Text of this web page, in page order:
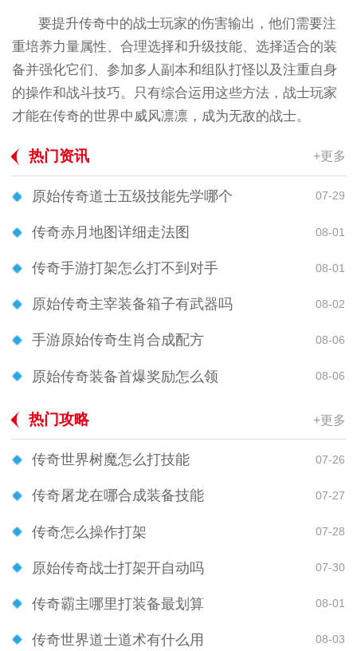
要提升传奇中的战士玩家的伤害输出，他们需要注
重培养力量属性、合理选择和升级技能、选择适合的装
备并强化它们、参加多人副本和组队打怪以及注重自身
的操作和战斗技巧。只有综合运用这些方法，战士玩家
才能在传奇的世界中威风凛凛，成为无敌的战士。
热门资讯 +更多
原始传奇道士五级技能先学哪个 07-29
传奇赤月地图详细走法图 08-01
传奇手游打架怎么打不到对手 08-01
原始传奇主宰装备箱子有武器吗 08-02
手游原始传奇生肖合成配方 08-06
原始传奇装备首爆奖励怎么领 08-06
热门攻略 +更多
传奇世界树魔怎么打技能 07-26
传奇屠龙在哪合成装备技能 07-27
传奇怎么操作打架 07-28
原始传奇战士打架开自动吗 07-30
传奇霸主哪里打装备最划算 08-01
传奇世界道士道术有什么用 08-03